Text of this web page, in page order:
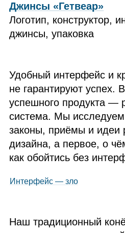
Джинсы «Гетвеар»
Логотип, конструктор,
джинсы, упаковка
Удобный интерфейс и
не гарантируют успех.
успешного продукта —
система. Мы
законы, приёмы и идеи
дизайна, а первое, о
как обойтись без
Интерфейс — зло
Наш традиционный